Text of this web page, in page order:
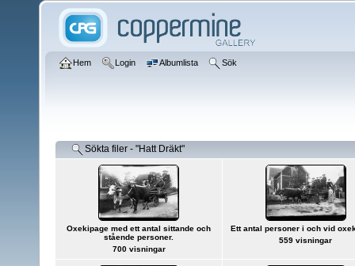
Hem Login Albumlista Sök
Sökta filer - "Hatt Dräkt"
Oxekipage med ett antal sittande och
stående personer.
700 visningar
Ett antal personer i och vid
559 visningar